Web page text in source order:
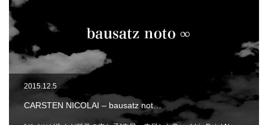
2015.12.5
CARSTEN NICOLAI – bausatz not…